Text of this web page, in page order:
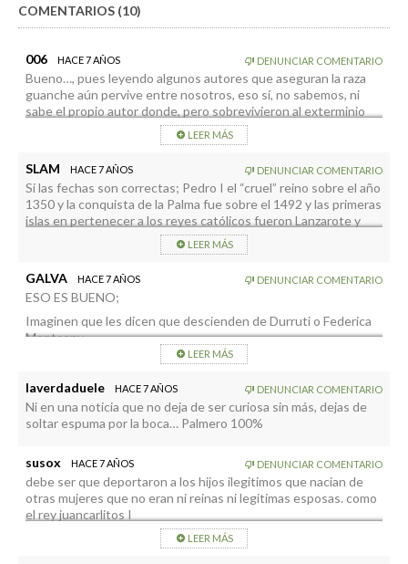
COMENTARIOS (10)
006 HACE 7 AÑOS DENUNCIAR COMENTARIO
Bueno…, pues leyendo algunos autores que aseguran la raza
guanche aún pervive entre nosotros, eso sí, no sabemos, ni
sabe el propio autor donde, pero sobrevivieron al exterminio
furibundo e indiscriminado de sus conquistadores belicistas,
pues, qué duda cabe. Además ¿No es S/C de La Palma
LEER MÁS
SLAM HACE 7 AÑOS DENUNCIAR COMENTARIO
Si las fechas son correctas; Pedro I el “cruel” reino sobre el año
1350 y la conquista de la Palma fue sobre el 1492 y las primeras
islas en pertenecer a los reyes católicos fueron Lanzarote y
Fuenteventura, entre 1402 y 1405 lo que en teoría no me
cuadra que haya descendencia directa antes en la palma que
Puede ser que fueran de los primeros caciques terratenientes
de algún duque o conde de tercera generación y que
necesitaban nuevas tierras baratas y con cantidad de esclavos.
LEER MÁS
GALVA HACE 7 AÑOS DENUNCIAR COMENTARIO
ESO ES BUENO;
Imaginen que les dicen que descienden de Durruti o Federica
Montseny….
LEER MÁS
laverdaduele HACE 7 AÑOS DENUNCIAR COMENTARIO
Ni en una noticia que no deja de ser curiosa sin más, dejas de
soltar espuma por la boca… Palmero 100%
susox HACE 7 AÑOS DENUNCIAR COMENTARIO
debe ser que deportaron a los hijos ilegitimos que nacian de
otras mujeres que no eran ni reinas ni legitimas esposas. como
el rey juancarlitos I
LEER MÁS